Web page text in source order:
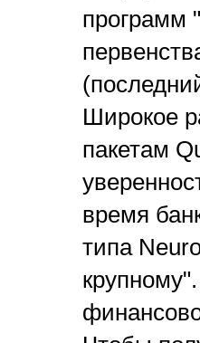
программ
Широкое
пакетам
время
типа